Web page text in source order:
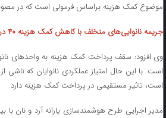
موضوع کمک هزینه براساس فرمولی است که در
جریمه نانوایی‌های متخلف با کاهش کمک هزینه ۴۰ درصدی
است. با این حال امتیاز عملکردی نانوایان که ناشی
است، تاثیر مستقیمی در پرداخت کمک هزینه دارد.
مدیر اجرایی طرح هوشمندسازی یارانه آرد و نان با